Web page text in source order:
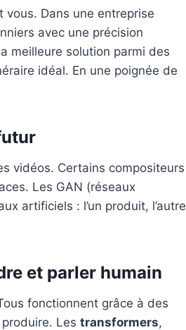
vous. Dans une entreprise
avec une précision
meilleure solution parmi des
idéal. En une poignée de
vidéos. Certains compositeurs
Les GAN (réseaux
artificiels : l’un produit, l’autre
et parler humain
fonctionnent grâce à des
Les transformers,